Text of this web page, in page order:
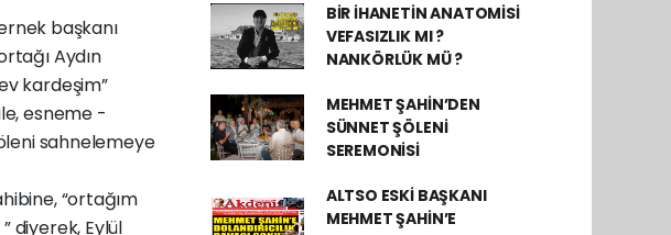
başkanı
Aydın
kardeşim”
esneme -
sahnelemeye
“ortağım
diyerek, Eylül
BİR İHANETİN ANATOMİSİ
VEFASIZLIK MI ?
NANKÖRLÜK MÜ ?
MEHMET ŞAHİN’DEN
SÜNNET ŞÖLENİ
SEREMONİSİ
ALTSO ESKİ BAŞKANI
MEHMET ŞAHİN’E